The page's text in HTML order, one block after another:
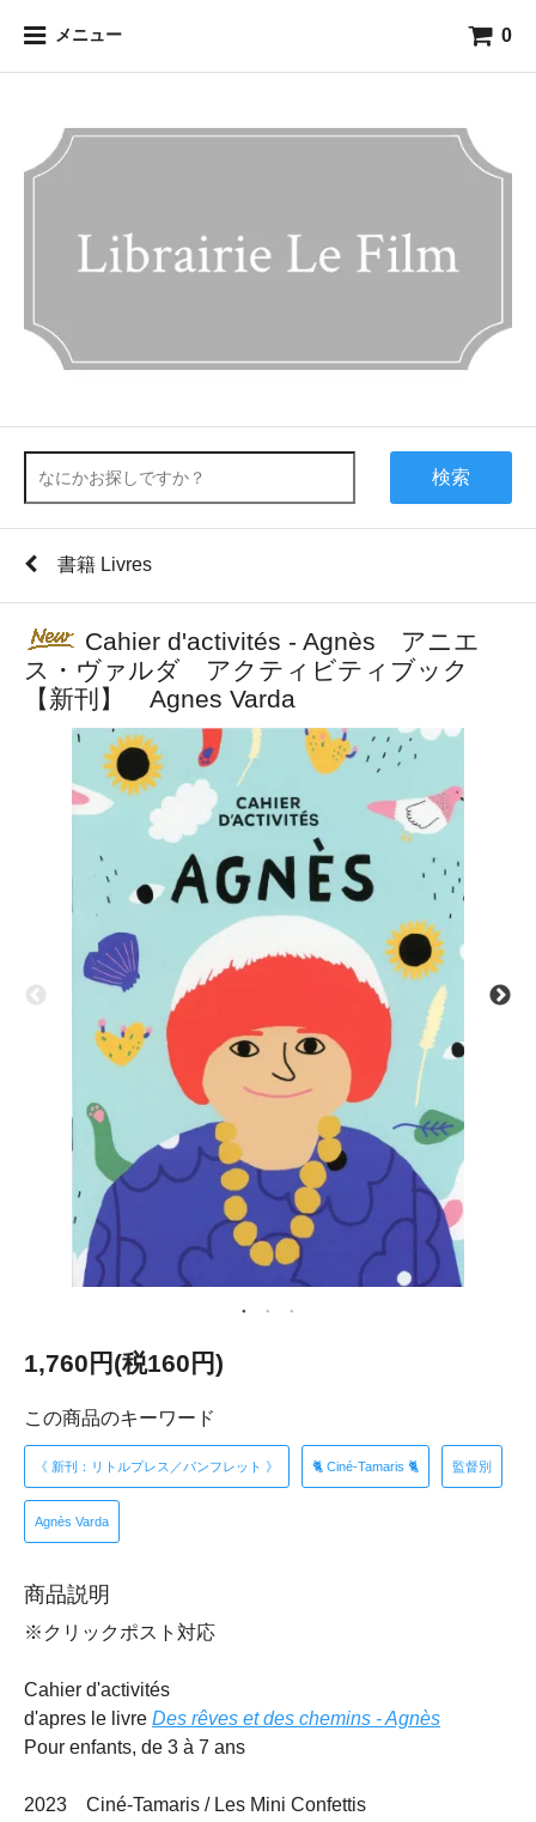
メニュー 0
検索
書籍 Livres
Cahier d'activités - Agnès アニエ
ス・ヴァルダ アクティビティブック
【新刊】 Agnes Varda
1,760円(税160円)
この商品のキーワード
《 新刊：リトルプレス／パンフレット 》 🐈 Ciné-Tamaris 🐈 監督別
Agnès Varda
商品説明
※クリックポスト対応
Cahier d'activités
d'apres le livre Des rêves et des chemins - Agnès
Pour enfants, de 3 à 7 ans
2023 Ciné-Tamaris / Les Mini Confettis